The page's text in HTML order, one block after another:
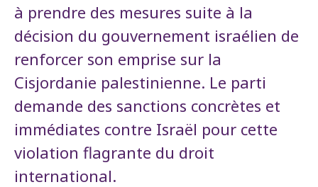
à prendre des mesures suite à la
décision du gouvernement israélien de
renforcer son emprise sur la
Cisjordanie palestinienne. Le parti
demande des sanctions concrètes et
immédiates contre Israël pour cette
violation flagrante du droit
international.